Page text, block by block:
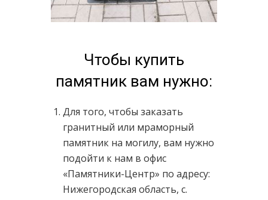
Чтобы купить
памятник вам нужно:
Для того, чтобы заказать
гранитный или мраморный
памятник на могилу, вам нужно
подойти к нам в офис
«Памятники-Центр» по адресу:
Нижегородская область, с.